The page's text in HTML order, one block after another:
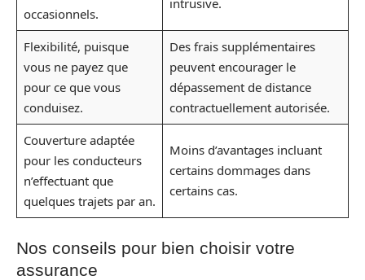
occasionnels.
intrusive.
Flexibilité, puisque
vous ne payez que
pour ce que vous
conduisez.
Des frais supplémentaires
peuvent encourager le
dépassement de distance
contractuellement autorisée.
Couverture adaptée
pour les conducteurs
n’effectuant que
quelques trajets par an.
Moins d’avantages incluant
certains dommages dans
certains cas.
Nos conseils pour bien choisir votre
assurance